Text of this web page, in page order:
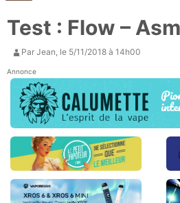
Test : Flow –
Par Jean, le 5/11/2018 à 14h00
Annonce